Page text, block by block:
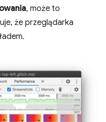
, może to
że przeglądarka